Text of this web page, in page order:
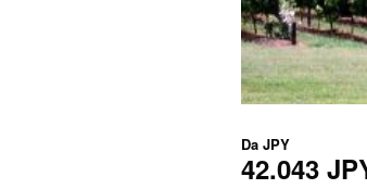
Da JPY
42.043